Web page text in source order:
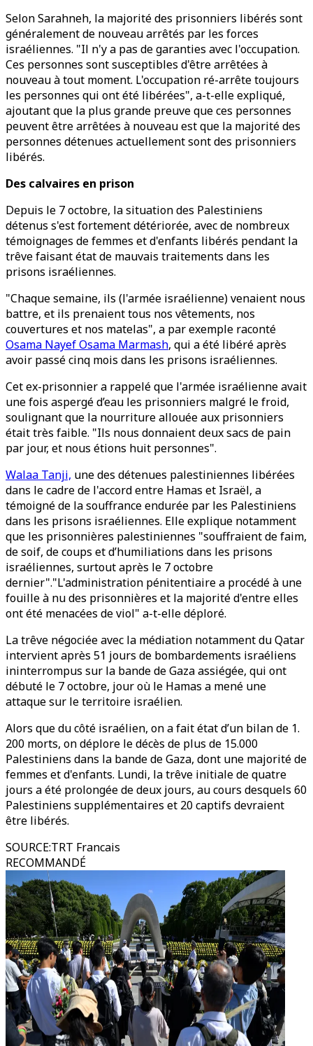
Selon Sarahneh, la majorité des prisonniers libérés sont
généralement de nouveau arrêtés par les forces
israéliennes. "Il n'y a pas de garanties avec l'occupation.
Ces personnes sont susceptibles d'être arrêtées à
nouveau à tout moment. L'occupation ré-arrête toujours
les personnes qui ont été libérées", a-t-elle expliqué,
ajoutant que la plus grande preuve que ces personnes
peuvent être arrêtées à nouveau est que la majorité des
personnes détenues actuellement sont des prisonniers
libérés.
Des calvaires en prison
Depuis le 7 octobre, la situation des Palestiniens
détenus s'est fortement détériorée, avec de nombreux
témoignages de femmes et d'enfants libérés pendant la
trêve faisant état de mauvais traitements dans les
prisons israéliennes.
"Chaque semaine, ils (l'armée israélienne) venaient nous
battre, et ils prenaient tous nos vêtements, nos
couvertures et nos matelas", a par exemple raconté
Osama Nayef Osama Marmash, qui a été libéré après
avoir passé cinq mois dans les prisons israéliennes.
Cet ex-prisonnier a rappelé que l'armée israélienne avait
une fois aspergé d’eau les prisonniers malgré le froid,
soulignant que la nourriture allouée aux prisonniers
était très faible. "Ils nous donnaient deux sacs de pain
par jour, et nous étions huit personnes".
Walaa Tanji, une des détenues palestiniennes libérées
dans le cadre de l'accord entre Hamas et Israël, a
témoigné de la souffrance endurée par les Palestiniens
dans les prisons israéliennes. Elle explique notamment
que les prisonnières palestiniennes "souffraient de faim,
de soif, de coups et d’humiliations dans les prisons
israéliennes, surtout après le 7 octobre
dernier"."L'administration pénitentiaire a procédé à une
fouille à nu des prisonnières et la majorité d'entre elles
ont été menacées de viol" a-t-elle déploré.
La trêve négociée avec la médiation notamment du Qatar
intervient après 51 jours de bombardements israéliens
ininterrompus sur la bande de Gaza assiégée, qui ont
débuté le 7 octobre, jour où le Hamas a mené une
attaque sur le territoire israélien.
Alors que du côté israélien, on a fait état d’un bilan de 1.
200 morts, on déplore le décès de plus de 15.000
Palestiniens dans la bande de Gaza, dont une majorité de
femmes et d'enfants. Lundi, la trêve initiale de quatre
jours a été prolongée de deux jours, au cours desquels 60
Palestiniens supplémentaires et 20 captifs devraient
être libérés.
SOURCE:TRT Francais
RECOMMANDÉ